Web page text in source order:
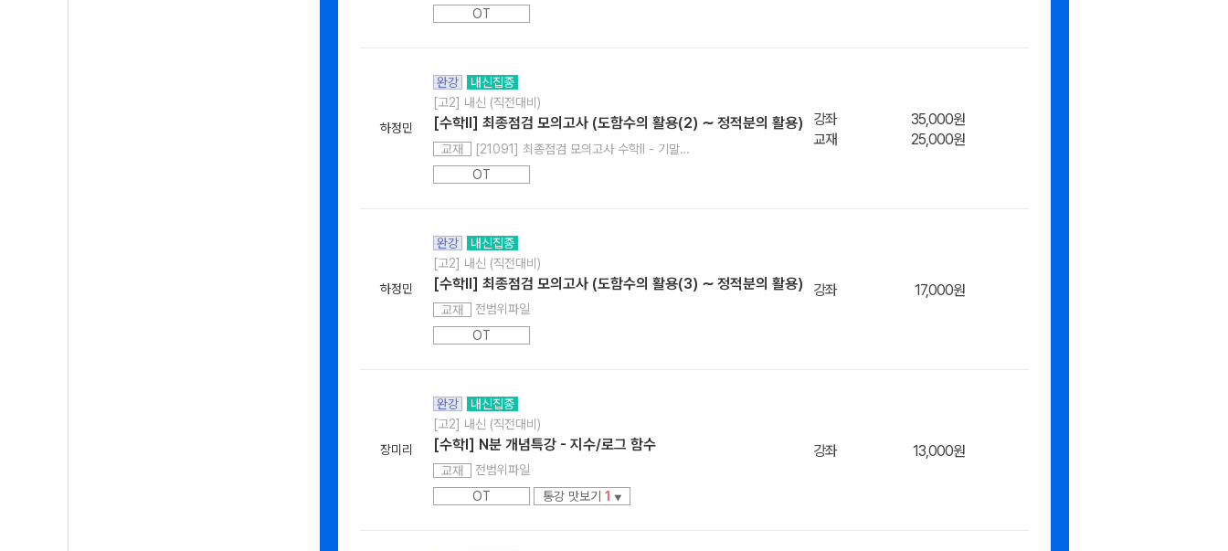
OT
하정민
완강
내신집중
[고2] 내신 (직전대비)
[수학ll] 최종점검 모의고사 (도함수의 활용(2) ∼ 정적분의 활용)
교재
[21091] 최종점검 모의고사 수학ll - 기말고사편 (도함수의 활용 (2) - 정적분의 활용)
OT
강좌
35,000원
교재
25,000원
하정민
완강
내신집중
[고2] 내신 (직전대비)
[수학ll] 최종점검 모의고사 (도함수의 활용(3) ∼ 정적분의 활용)
교재
전범위파일
OT
강좌 17,000원
장미리
완강
내신집중
[고2] 내신 (직전대비)
[수학l] N분 개념특강 - 지수/로그 함수
교재
전범위파일
OT
통강 맛보기 1 ▼
강좌 13,000원